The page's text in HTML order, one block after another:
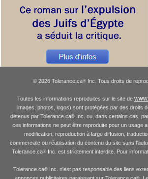
© 2026 Tolerance.ca®Inc. Tous droits de
Toutes les informations reproduites sur le site de
images, photos, logos) sont protégées par des droits
détenus par Tolerance.ca® Inc. ou, dans certains cas,
ces informations ne peut être reproduite pour un usage
modification, reproduction à large diffusion,
commerciale ou réutilisation du contenu du site sans
Tolerance.ca® Inc. est strictement interdite. Pour
Tolerance.ca® Inc. n'est pas responsable des liens